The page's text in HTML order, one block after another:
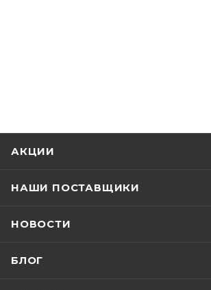
АКЦИИ
НАШИ ПОСТАВЩИКИ
НОВОСТИ
БЛОГ